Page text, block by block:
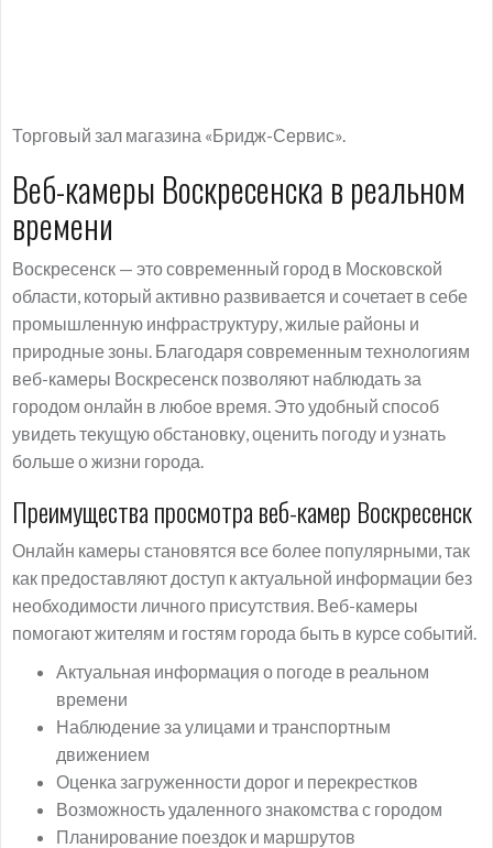
Торговый зал магазина «Бридж-Сервис».
Веб-камеры Воскресенска в реальном
времени
Воскресенск — это современный город в Московской
области, который активно развивается и сочетает в себе
промышленную инфраструктуру, жилые районы и
природные зоны. Благодаря современным технологиям
веб-камеры Воскресенск позволяют наблюдать за
городом онлайн в любое время. Это удобный способ
увидеть текущую обстановку, оценить погоду и узнать
больше о жизни города.
Преимущества просмотра веб-камер Воскресенск
Онлайн камеры становятся все более популярными, так
как предоставляют доступ к актуальной информации без
необходимости личного присутствия. Веб-камеры
помогают жителям и гостям города быть в курсе событий.
Актуальная информация о погоде в реальном
времени
Наблюдение за улицами и транспортным
движением
Оценка загруженности дорог и перекрестков
Возможность удаленного знакомства с городом
Планирование поездок и маршрутов